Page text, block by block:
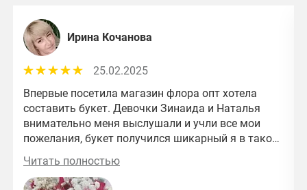
Ирина Кочанова
25.02.2025
Впервые посетила магазин флора опт хотела
составить букет. Девочки Зинаида и Наталья
внимательно меня выслушали и учли все мои
пожелания, букет получился шикарный я в таком
восторге спасибо вам большое.
Читать полностью